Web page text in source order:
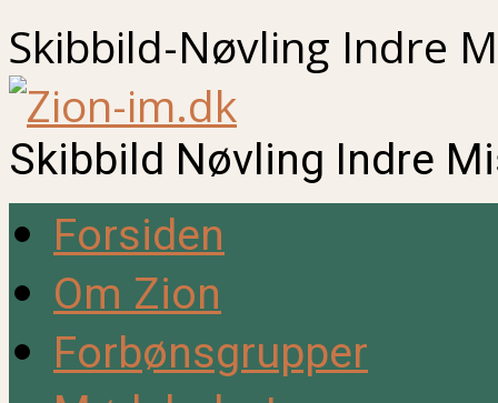
Skibbild-Nøvling Indre
Skibbild Nøvling Indre
Forsiden
Om Zion
Forbønsgrupper